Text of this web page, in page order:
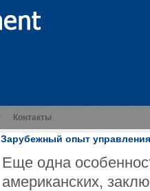
Контакты
Зарубежный опыт
Еще одна
американских,